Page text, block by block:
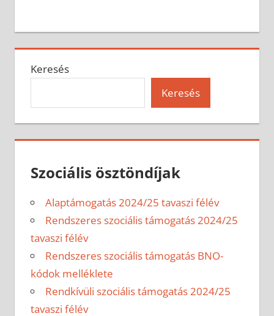
Keresés
Keresés
Szociális ösztöndíjak
Alaptámogatás 2024/25 tavaszi félév
Rendszeres szociális támogatás 2024/25
tavaszi félév
Rendszeres szociális támogatás BNO-
kódok melléklete
Rendkívüli szociális támogatás 2024/25
tavaszi félév